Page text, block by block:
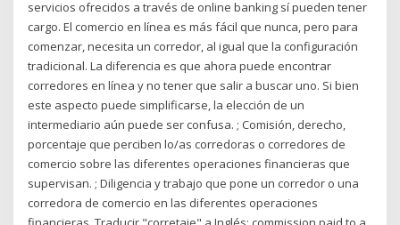
servicios ofrecidos a través de online banking sí pueden tener
cargo. El comercio en línea es más fácil que nunca, pero para
comenzar, necesita un corredor, al igual que la configuración
tradicional. La diferencia es que ahora puede encontrar
corredores en línea y no tener que salir a buscar uno. Si bien
este aspecto puede simplificarse, la elección de un
intermediario aún puede ser confusa. ; Comisión, derecho,
porcentaje que perciben lo/as corredoras o corredores de
comercio sobre las diferentes operaciones financieras que
supervisan. ; Diligencia y trabajo que pone un corredor o una
corredora de comercio en las diferentes operaciones